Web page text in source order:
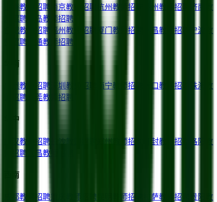
上海教师招聘 南京教师招聘 杭州教师招聘 苏州教师招聘 济南
教
师招聘
青岛教师招聘
合肥教师招聘 福州教师招聘 厦门 教师招聘 南昌教师招聘 宁波
教
师招聘
南通教师招聘
华南
教师招聘 深圳 教师招聘 南宁教师招聘 海口教师招聘 珠海
教
师招聘
东莞教师招聘
华中
武汉教师招聘 长沙 教师招聘 开封教师招聘 洛阳
教
师招聘
宜昌教师招聘
西南
成都教师招聘重庆 教师招聘 教师招聘 拉萨教师招聘 贵阳
教